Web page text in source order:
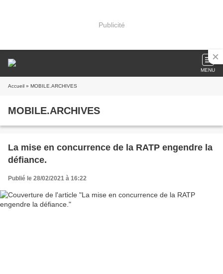
Publicité
MENU
Accueil » MOBILE.ARCHIVES
MOBILE.ARCHIVES
La mise en concurrence de la RATP engendre la
défiance.
Publié le 28/02/2021 à 16:22